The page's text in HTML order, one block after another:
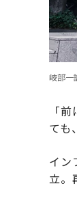
岐部一
「
ても
イン
立。